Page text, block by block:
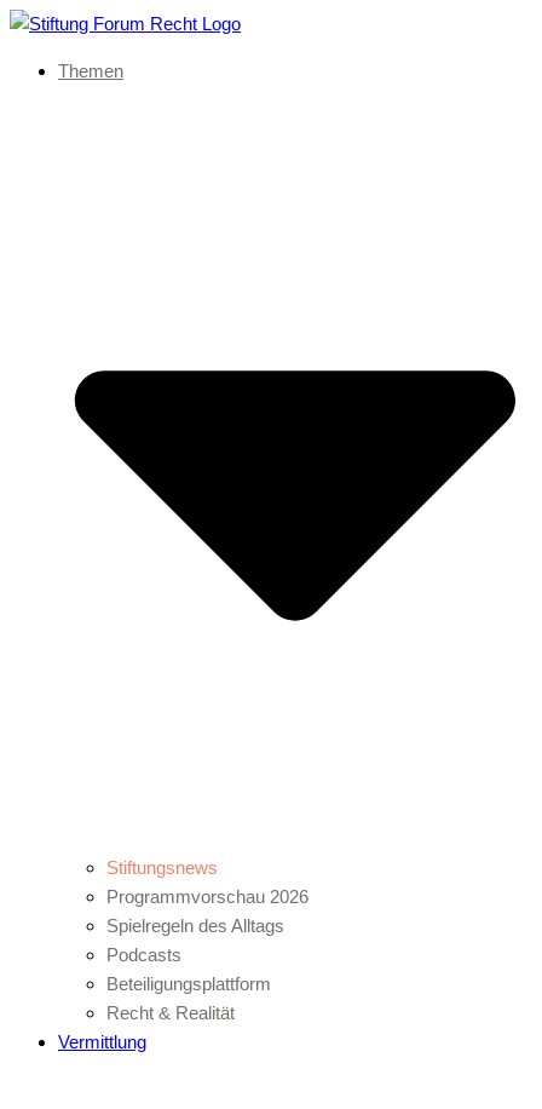
Themen
Stiftungsnews
Programmvorschau 2026
Spielregeln des Alltags
Podcasts
Beteiligungsplattform
Recht & Realität
Vermittlung